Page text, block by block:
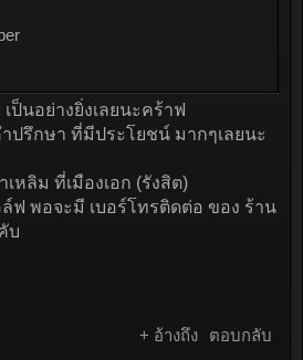
นอย่างยิ่งเลยนะคร้าฟ
ปรึกษา ที่มีประโยชน์ มากๆเลยนะ
หลิม ที่เมืองเอก (รังสิต)
ฟ พอจะมี เบอร์โทรติดต่อ ของ ร้าน
บ
+ อ้างถึง ตอบกลับ